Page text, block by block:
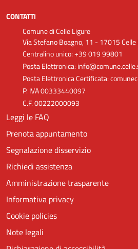
CONTATTI
Comune di Celle Ligure
Via Stefano Boagno, 11 - 17015 Celle
Centralino unico: +39 019 99801
Posta Elettronica:
Posta Elettronica Certificata:
P. IVA 00333440097
C.F. 00222000093
Leggi le FAQ
Prenota appuntamento
Segnalazione disservizio
Richiedi assistenza
Amministrazione trasparente
Informativa privacy
Cookie policies
Note legali